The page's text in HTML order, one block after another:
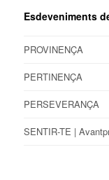
Esdeveniments
PROVINENÇA
PERTINENÇA
PERSEVERANÇA
SENTIR-TE |